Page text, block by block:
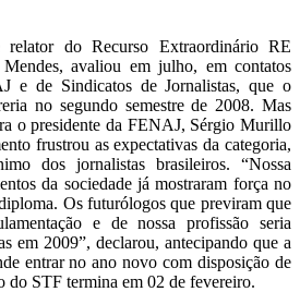
do Recurso Extraordinário RE
avaliou em julho, em contatos
e de Sindicatos de Jornalistas, que o
no segundo semestre de 2008. Mas
o presidente da FENAJ, Sérgio Murillo
frustrou as expectativas da categoria,
dos jornalistas brasileiros. “Nossa
da sociedade já mostraram força no
Os futurólogos que previram que
e de nossa profissão seria
em 2009”, declarou, antecipando que a
entrar no ano novo com disposição de
do STF termina em 02 de fevereiro.